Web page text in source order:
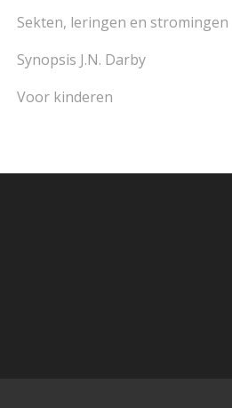
Sekten, leringen en stromingen
Synopsis J.N. Darby
Voor kinderen